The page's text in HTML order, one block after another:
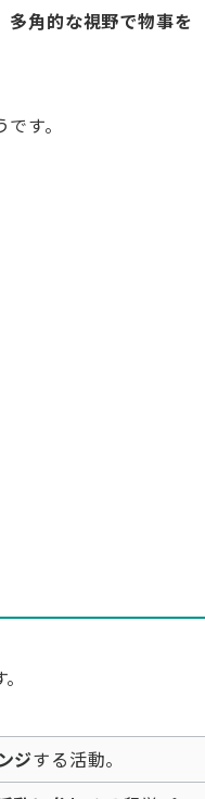
多角的な視野で物事を
す。
ジする活動。